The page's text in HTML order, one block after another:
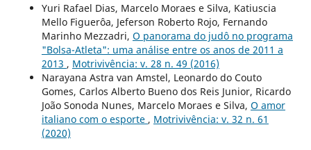
Yuri Rafael Dias, Marcelo Moraes e Silva, Katiuscia
Mello Figuerôa, Jeferson Roberto Rojo, Fernando
Marinho Mezzadri, O panorama do judô no programa
"Bolsa-Atleta": uma análise entre os anos de 2011 a
2013 , Motrivivência: v. 28 n. 49 (2016)
Narayana Astra van Amstel, Leonardo do Couto
Gomes, Carlos Alberto Bueno dos Reis Junior, Ricardo
João Sonoda Nunes, Marcelo Moraes e Silva, O amor
italiano com o esporte , Motrivivência: v. 32 n. 61
(2020)